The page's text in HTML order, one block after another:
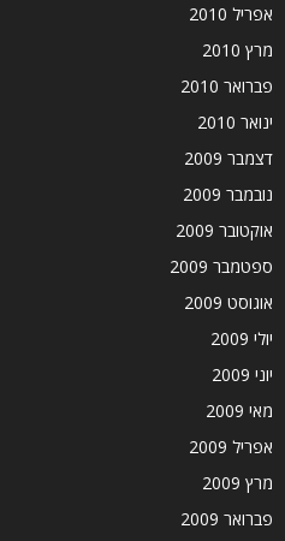
אפריל 2010
מרץ 2010
פברואר 2010
ינואר 2010
דצמבר 2009
נובמבר 2009
אוקטובר 2009
ספטמבר 2009
אוגוסט 2009
יולי 2009
יוני 2009
מאי 2009
אפריל 2009
מרץ 2009
פברואר 2009